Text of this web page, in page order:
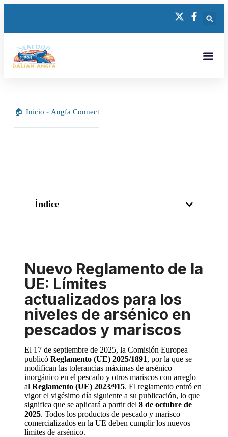
Inicio - Angfa Connect
Índice
Nuevo Reglamento de la
UE: Límites
actualizados para los
niveles de arsénico en
pescados y mariscos
El 17 de septiembre de 2025, la Comisión Europea
publicó Reglamento (UE) 2025/1891, por la que se
modifican las tolerancias máximas de arsénico
inorgánico en el pescado y otros mariscos con arreglo
al Reglamento (UE) 2023/915. El reglamento entró en
vigor el vigésimo día siguiente a su publicación, lo que
significa que se aplicará a partir del 8 de octubre de
2025. Todos los productos de pescado y marisco
comercializados en la UE deben cumplir los nuevos
límites de arsénico.